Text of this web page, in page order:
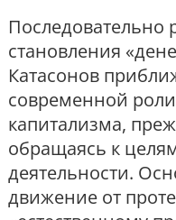
Последовательно
становления
Катасонов
современной
капитализма,
обращаясь к
деятельности.
движение от